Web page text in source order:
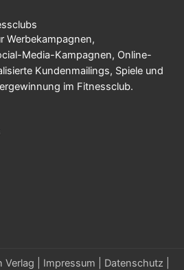
Werbekampagnen,
Media-Kampagnen, Online-
Kundenmailings, Spiele und
im Fitnessclub.
| Impressum Datenschutz